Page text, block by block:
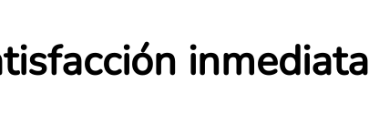
inmediata